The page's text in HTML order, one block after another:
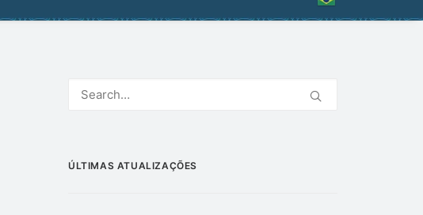
ÚLTIMAS ATUALIZAÇÕES